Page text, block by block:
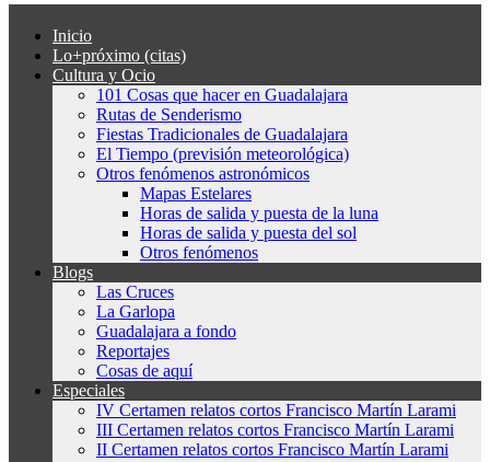
Inicio
Lo+próximo (citas)
Cultura y Ocio
101 Cosas que hacer en Guadalajara
Rutas de Senderismo
Fiestas Tradicionales de Guadalajara
El Tiempo (previsión meteorológica)
Otros fenómenos astronómicos
Mapas Estelares
Horas de salida y puesta de la luna
Horas de salida y puesta del sol
Otros fenómenos
Blogs
Las Cruces
La Garlopa
Guadalajara a fondo
Reportajes
Cosas de aquí
Especiales
IV Certamen relatos cortos Francisco Martín Larami
III Certamen relatos cortos Francisco Martín Larami
II Certamen relatos cortos Francisco Martín Larami